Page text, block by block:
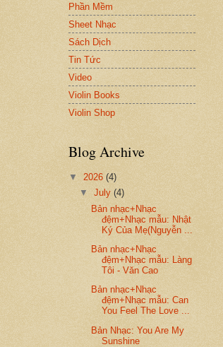
Phần Mềm
Sheet Nhạc
Sách Dịch
Tin Tức
Video
Violin Books
Violin Shop
Blog Archive
▼ 2026 (4)
▼July(4)
Bản nhạc+Nhạc
đệm+Nhạc mẫu: Nhật
Ký Của Mẹ(Nguyễn ...
Bản nhạc+Nhạc
đệm+Nhạc mẫu: Làng
Tôi - Văn Cao
Bản nhạc+Nhạc
đệm+Nhạc mẫu: Can
You Feel The Love ...
Bản Nhạc: You Are My
Sunshine